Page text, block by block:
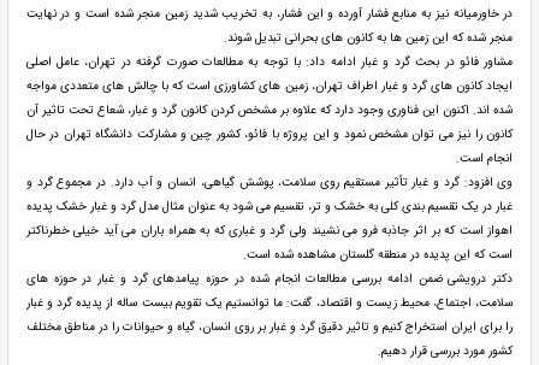
در خاورمیانه نیز به منابع فشار آورده و این فشار، به تخریب شدید زمین منجر شده است و در نهایت
منجر شده که این زمین ها به کانون های بحرانی تبدیل شوند.
مشاور فائو در بحث گرد و غبار ادامه داد: با توجه به مطالعات صورت گرفته در تهران، عامل اصلی
ایجاد کانون های گرد و غبار اطراف تهران، زمین های کشاورزی است که با چالش های متعددی مواجه
شده اند. اکنون این فناوری وجود دارد که علاوه بر مشخص کردن کانون گرد و غبار، شعاع تحت تاثیر آن
کانون را نیز می توان مشخص نمود و این پروژه با فائو، کشور چین و مشارکت دانشگاه تهران در حال
انجام است.
وی افزود: گرد و غبار تأثیر مستقیم روی سلامت، پوشش گیاهی، انسان و آب دارد. در مجموع گرد و
غبار در یک تقسیم بندی کلی به خشک و تر، تقسیم می شود به عنوان مثال مدل گرد و غبار خشک پدیده
اهواز است که بر اثر جاذبه فرو می نشیند ولی گرد و غباری که به همراه باران می آید خیلی خطرناکتر
است که این پدیده در منطقه گلستان مشاهده شده است.
دکتر درویشی ضمن ادامه بررسی مطالعات انجام شده در حوزه پیامدهای گرد و غبار در حوزه های
سلامت، اجتماع، محیط زیست و اقتصاد، گفت: ما توانستیم یک تقویم بیست ساله از پدیده گرد و غبار
را برای ایران استخراج کنیم و تاثیر دقیق گرد و غبار بر روی انسان، گیاه و حیوانات را در مناطق مختلف
کشور مورد بررسی قرار دهیم.